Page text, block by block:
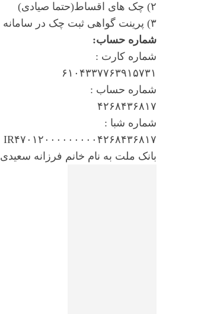
۲) چک های اقساط(حتما صیادی)
۳) پرینت گواهی ثبت چک در سامانه صیاد
شماره حساب:
شماره کارت :
۶۱۰۴۳۳۷۷۶۳۹۱۵۷۳۱
شماره حساب :
۴۲۶۸۴۳۶۸۱۷
شماره شبا :
IR۴۷۰۱۲۰۰۰۰۰۰۰۰۰۴۲۶۸۴۳۶۸۱۷
بانک ملت به نام خانم فرزانه سعیدی